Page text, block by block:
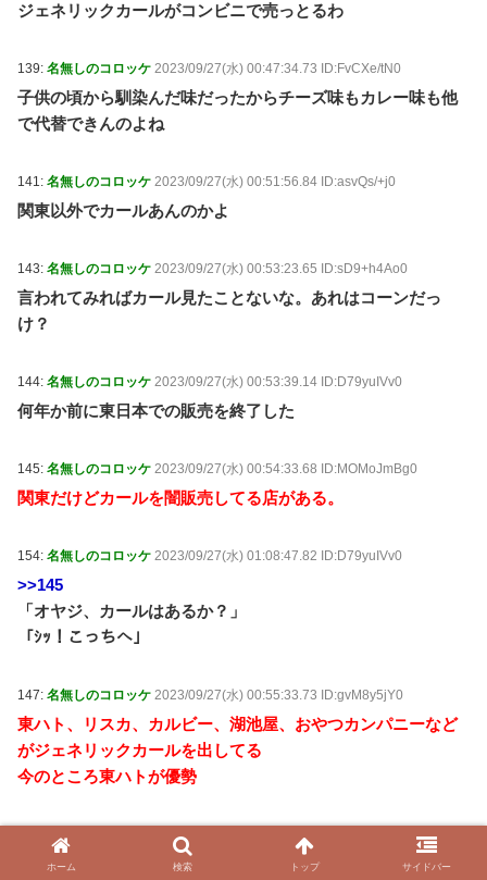
ジェネリックカールがコンビニで売っとるわ
139: 名無しのコロッケ 2023/09/27(水) 00:47:34.73 ID:FvCXe/tN0
子供の頃から馴染んだ味だったからチーズ味もカレー味も他
で代替できんのよね
141: 名無しのコロッケ 2023/09/27(水) 00:51:56.84 ID:asvQs/+j0
関東以外でカールあんのかよ
143: 名無しのコロッケ 2023/09/27(水) 00:53:23.65 ID:sD9+h4Ao0
言われてみればカール見たことないな。あれはコーンだっ
け？
144: 名無しのコロッケ 2023/09/27(水) 00:53:39.14 ID:D79yuIVv0
何年か前に東日本での販売を終了した
145: 名無しのコロッケ 2023/09/27(水) 00:54:33.68 ID:MOMoJmBg0
関東だけどカールを闇販売してる店がある。
154: 名無しのコロッケ 2023/09/27(水) 01:08:47.82 ID:D79yuIVv0
>>145
「オヤジ、カールはあるか？」
「ｼｯ！こっちへ」
147: 名無しのコロッケ 2023/09/27(水) 00:55:33.73 ID:gvM8y5jY0
東ハト、リスカ、カルビー、湖池屋、おやつカンパニーなど
がジェネリックカールを出してる
今のところ東ハトが優勢
名無しのコロッケ 2023/09/27(水) 00:58:32.66 ID:6mtGLu/L0
日本国内メーカー自身がおま国して、特定の地方では販売禁
ホーム 検索 トップ サイドバー